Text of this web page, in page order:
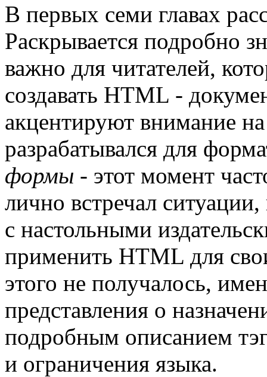
В первых семи главах
Раскрывается подробно
важно для читателей,
создавать HTML -
акцентируют внимание
разрабатывался для
формы - этот момент
лично встречал
с настольными
применить HTML для
этого не получалось,
представления о
подробным описанием
и ограничения языка.